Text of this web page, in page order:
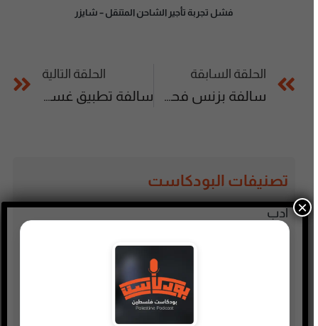
فشل تجربة تأجير الشاحن المتنقل – شايزر
الحلقة السابقة
سالفة بزنس فحص العقارات – منصة عاين ￼
الحلقة التالية
سالفة تطبيق غسيل السيارات المتنقل – سويتر
تصنيفات البودكاست
أدب
×